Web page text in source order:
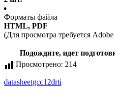
Форматы файла
HTML, PDF
(Для просмотра требуется
Подождите, идет
Просмотрено: 214
datasheetgcc12drti